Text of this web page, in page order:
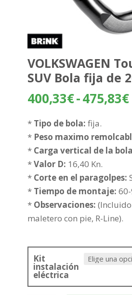
VOLKSWAGEN
SUV Bola fija de
400,33€-475,83€
* Tipo de bola: fija.
* Peso maximo
* Carga vertical de la
*Valor D: 16,40 Kn.
* Corte en el paragolpes:
* Tiempo de montaje:
* Observaciones:
maletero con pie, R-Line).
Kit
instalación
eléctrica